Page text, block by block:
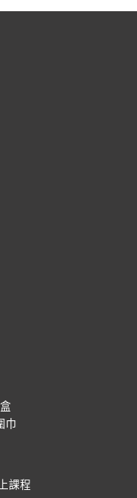
巾
課程